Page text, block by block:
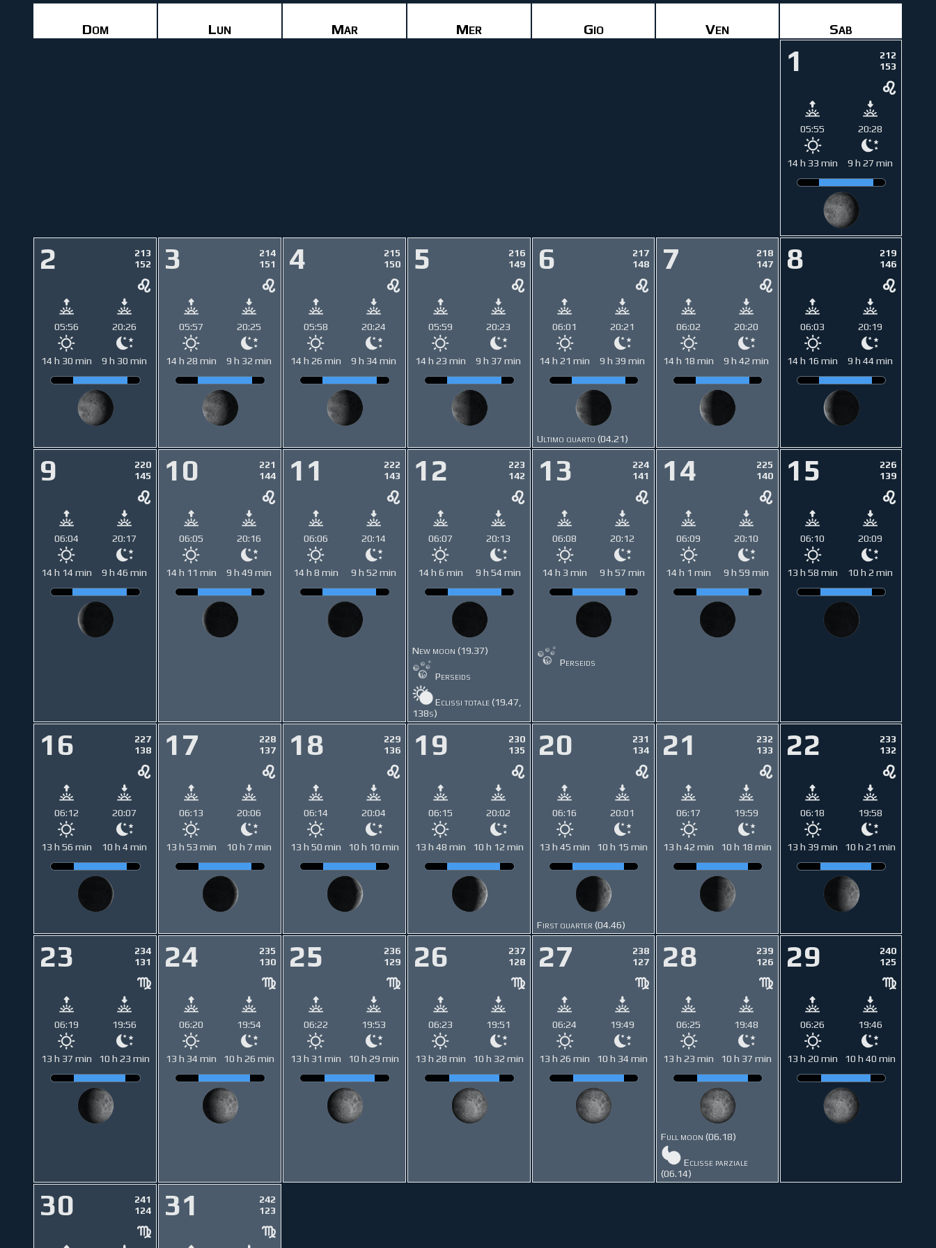
Dom Lun Mar Mer Gio Ven Sab
1
212
153
05:55 20:28
14 h 33 min 9 h 27 min
2
213
152
05:56 20:26
14 h 30 min 9 h 30 min
3
214
151
05:57 20:25
14 h 28 min 9 h 32 min
4
215
150
05:58 20:24
14 h 26 min 9 h 34 min
5
216
149
05:59 20:23
14 h 23 min 9 h 37 min
6
217
148
06:01 20:21
14 h 21 min 9 h 39 min
Ultimo quarto (04.21)
7
218
147
06:02 20:20
14 h 18 min 9 h 42 min
8
219
146
06:03 20:19
14 h 16 min 9 h 44 min
9
220
145
06:04 20:17
14 h 14 min 9 h 46 min
10
221
144
06:05 20:16
14 h 11 min 9 h 49 min
11
222
143
06:06 20:14
14 h 8 min 9 h 52 min
12
223
142
06:07 20:13
14 h 6 min 9 h 54 min
New moon (19.37)
Perseids
Eclissi totale (19.47,
138s)
13
224
141
06:08 20:12
14 h 3 min 9 h 57 min
Perseids
14
225
140
06:09 20:10
14 h 1 min 9 h 59 min
15
226
139
06:10 20:09
13 h 58 min 10 h 2 min
16
227
138
06:12 20:07
13 h 56 min 10 h 4 min
17
228
137
06:13 20:06
13 h 53 min 10 h 7 min
18
229
136
06:14 20:04
13 h 50 min 10 h 10 min
19
230
135
06:15 20:02
13 h 48 min 10 h 12 min
20
231
134
06:16 20:01
13 h 45 min 10 h 15 min
First quarter (04.46)
21
232
133
06:17 19:59
13 h 42 min 10 h 18 min
22
233
132
06:18 19:58
13 h 39 min 10 h 21 min
23
234
131
06:19 19:56
13 h 37 min 10 h 23 min
24
235
130
06:20 19:54
13 h 34 min 10 h 26 min
25
236
129
06:22 19:53
13 h 31 min 10 h 29 min
26
237
128
06:23 19:51
13 h 28 min 10 h 32 min
27
238
127
06:24 19:49
13 h 26 min 10 h 34 min
28
239
126
06:25 19:48
13 h 23 min 10 h 37 min
Full moon (06.18)
Eclisse parziale
(06.14)
29
240
125
06:26 19:46
13 h 20 min 10 h 40 min
30
241
124
31
242
123